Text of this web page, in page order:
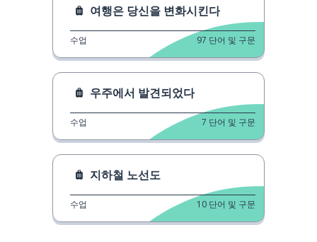
여행은 당신을 변화시킨다
수업 97 단어 및 구문
우주에서 발견되었다
수업 7 단어 및 구문
지하철 노선도
수업 10 단어 및 구문